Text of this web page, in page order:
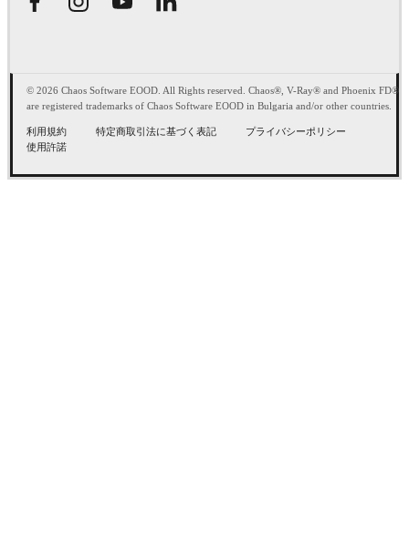
© 2026 Chaos Software EOOD. All Rights reserved. Chaos®, V-Ray® and Phoenix FD®
are registered trademarks of Chaos Software EOOD in Bulgaria and/or other countries.
利用規約 特定商取引法に基づく表記
プライバシーポリシー
使用許諾